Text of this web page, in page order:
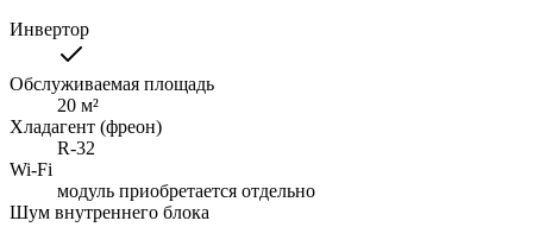
Инвертор
Обслуживаемая площадь
20 м²
Хладагент (фреон)
R-32
Wi-Fi
модуль приобретается отдельно
Шум внутреннего блока